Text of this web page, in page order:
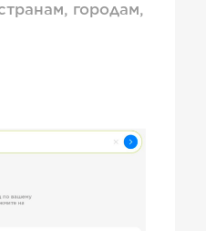
городам,